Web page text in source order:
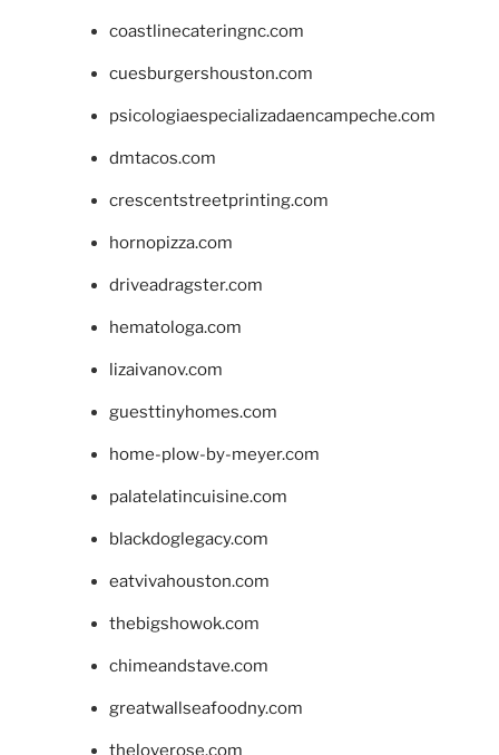
coastlinecateringnc.com
cuesburgershouston.com
psicologiaespecializadaencampeche.com
dmtacos.com
crescentstreetprinting.com
hornopizza.com
driveadragster.com
hematologa.com
lizaivanov.com
guesttinyhomes.com
home-plow-by-meyer.com
palatelatincuisine.com
blackdoglegacy.com
eatvivahouston.com
thebigshowok.com
chimeandstave.com
greatwallseafoodny.com
theloverose.com